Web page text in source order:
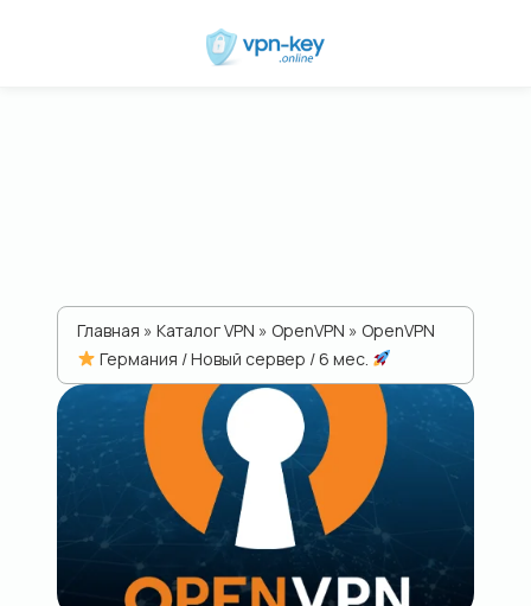
Главная » Каталог VPN » ОpenVPN » OpenVPN
Германия / Новый сервер / 6 мес.